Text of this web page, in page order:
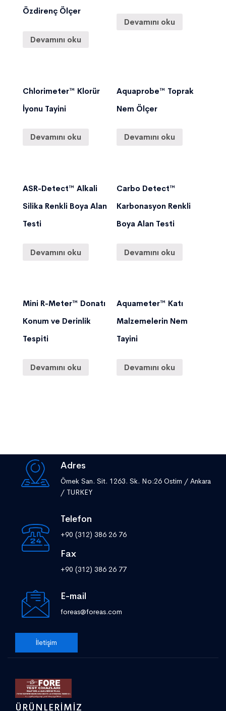
Özdirenç Ölçer
Devamını oku
Devamını oku
Chlorimeter™ Klorür
İyonu Tayini
Devamını oku
Aquaprobe™ Toprak
Nem Ölçer
Devamını oku
ASR-Detect™ Alkali
Silika Renkli Boya Alan
Testi
Devamını oku
Carbo Detect™
Karbonasyon Renkli
Boya Alan Testi
Devamını oku
Mini R-Meter™ Donatı
Konum ve Derinlik
Tespiti
Devamını oku
Aquameter™ Katı
Malzemelerin Nem
Tayini
Devamını oku
Adres
Örnek San. Sit. 1263. Sk. No:26 Ostim / Ankara
/ TURKEY
Telefon
+90 (312) 386 26 76
Fax
+90 (312) 386 26 77
E-mail
foreas@foreas.com
İletişim
ÜRÜNLERIMIZ